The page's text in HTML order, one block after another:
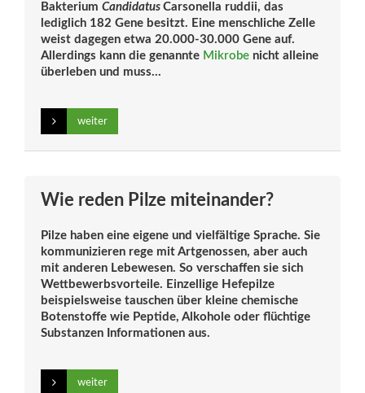
Bakterium Candidatus Carsonella ruddii, das
lediglich 182 Gene besitzt. Eine menschliche Zelle
weist dagegen etwa 20.000-30.000 Gene auf.
Allerdings kann die genannte Mikrobe nicht alleine
überleben und muss...
weiter
Wie reden Pilze miteinander?
Pilze haben eine eigene und vielfältige Sprache. Sie
kommunizieren rege mit Artgenossen, aber auch
mit anderen Lebewesen. So verschaffen sie sich
Wettbewerbsvorteile. Einzellige Hefepilze
beispielsweise tauschen über kleine chemische
Botenstoffe wie Peptide, Alkohole oder flüchtige
Substanzen Informationen aus.
weiter